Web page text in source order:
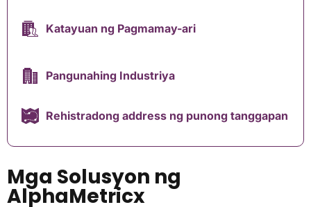
Katayuan ng Pagmamay-ari
Pangunahing Industriya
Rehistradong address ng punong tanggapan
Mga Solusyon ng
AlphaMetricx